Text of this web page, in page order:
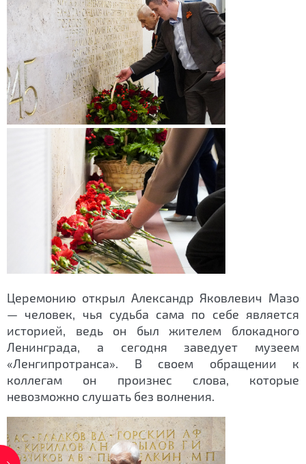
Церемонию открыл Александр Яковлевич Мазо
— человек, чья судьба сама по себе является
историей, ведь он был жителем блокадного
Ленинграда, а сегодня заведует музеем
«Ленгипротранса». В своем обращении к
коллегам он произнес слова, которые
невозможно слушать без волнения.